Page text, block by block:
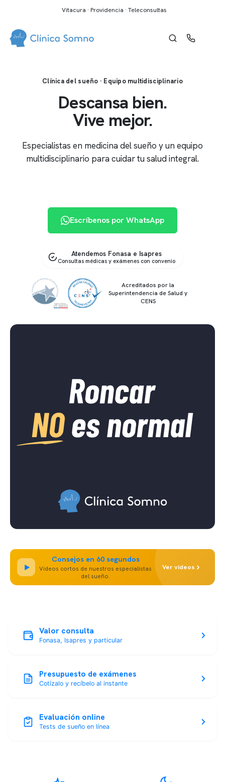
Vitacura · Providencia · Teleconsultas
Clínica del sueño · Equipo multidisciplinario
Descansa bien.
Vive mejor.
Especialistas en medicina del sueño y un equipo
multidisciplinario para cuidar tu salud integral.
Escríbenos por WhatsApp
Atendemos Fonasa e Isapres
Consultas médicas y exámenes con convenio
Acreditados por la
Superintendencia de Salud y
CENS
Consejos en 60 segundos
Videos cortos de nuestros especialistas
del sueño.
Ver videos
Valor consulta
Fonasa, Isapres y particular
Presupuesto de exámenes
Cotízalo y recíbelo al instante
Evaluación online
Tests de sueño en línea